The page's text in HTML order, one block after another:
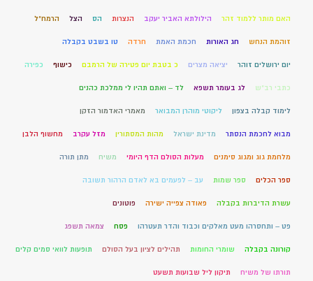
האם מותר ללמוד זהר הילולתא האביר יעקב הנצרות הס הצל הרמח"ל
זוהמת הנחש חג האורות חכמת האמת חרדה טו בשבט בקבלה
יום ירושלים זוהר יציאה מצרים כ בטבת יום פטירה של הרמבם כישוף כפירה
כתבי רב"ש לג בעומר תשפא לד – ואתם תהיו לי ממלכת כהנים
לימוד קבלה בצפון ליקוטי מוהרן המבואר מאמרי האדמור הזקן
מבוא לחכמת הנסתר מדינת ישראל מהות המסתורין מזל עקרב מחשוף הלבן
מלחמת גוג ומגוג סימנים מעלות הסולם הדף היומי משיח מתן תורה
ספר הכלים ספר שמות עב – לפעמים בא לאדם הרהור תשובה
עשרת הדיברות בקבלה פאודה צפייה ישירה פוטונים
פט – ותחסרהו מעט מאלקים וכבוד והדר תעטרהו פסח צמאה תשפג
קורונה בקבלה שומרי החומות תהילים לציון בעל הסולם תופעות לוואי סמים קלים
תורתו של משיח תיקון ליל שבועות תשעט